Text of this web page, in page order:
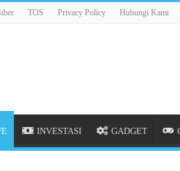
TOS Privacy Policy Hubungi Kami
INVESTASI GADGET